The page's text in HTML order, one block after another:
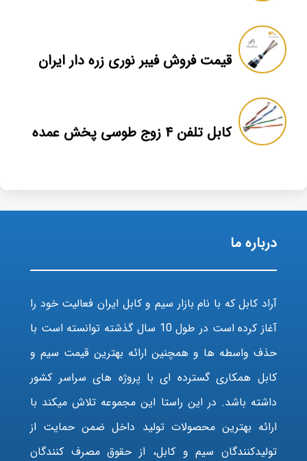
قیمت فروش فیبر نوری زره دار ایران
کابل تلفن ۴ زوج طوسی پخش عمده
درباره ما
آراد کابل که با نام بازار سیم و کابل ایران فعالیت خود را
آغاز کرده است در طول 10 سال گذشته توانسته است با
حذف واسطه ها و همچنین ارائه بهترین قیمت سیم و
کابل همکاری گسترده ای با پروژه های سراسر کشور
داشته باشد. در این راستا این مجموعه تلاش میکند با
ارائه بهترین محصولات تولید داخل ضمن حمایت از
تولیدکنندگان سیم و کابل، از حقوق مصرف کنندگان